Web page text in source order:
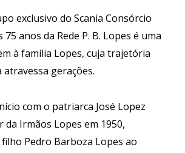
exclusivo do Scania Consórcio
anos da Rede P. B. Lopes é uma
à família Lopes, cuja trajetória
gerações.
com o patriarca José Lopez
da Irmãos Lopes em 1950,
Pedro Barboza Lopes ao